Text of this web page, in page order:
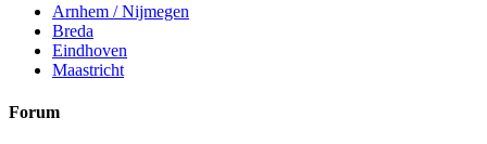
Arnhem / Nijmegen
Breda
Eindhoven
Maastricht
Forum